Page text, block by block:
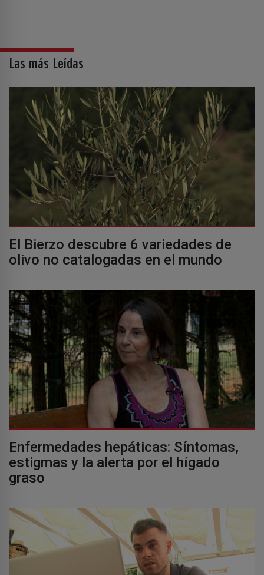
Las más Leídas
El Bierzo descubre 6 variedades de
olivo no catalogadas en el mundo
Enfermedades hepáticas: Síntomas,
estigmas y la alerta por el hígado
graso